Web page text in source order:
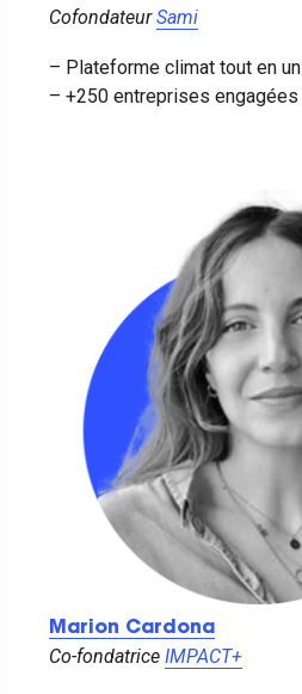
CofondateurSami
– Plateforme climat tout en un
– +250 entreprises engagées
Marion Cardona
Co-fondatrice IMPACT+